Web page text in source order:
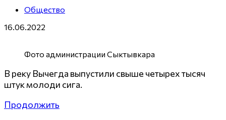
Общество
16.06.2022
Фото администрации Сыктывкара
В реку Вычегда выпустили свыше четырех тысяч
штук молоди сига.
Продолжить